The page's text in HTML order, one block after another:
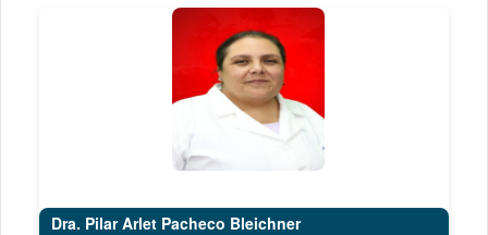
Dra. Pilar Arlet Pacheco Bleichner